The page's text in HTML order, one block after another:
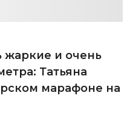
жаркие и очень
Татьяна
марафоне на